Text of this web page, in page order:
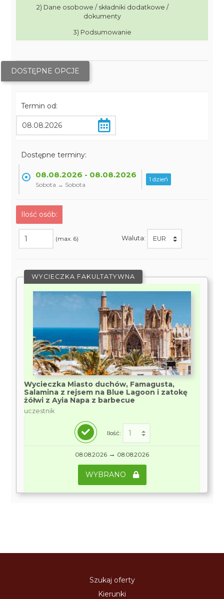
2) Dane osobowe / składniki dodatkowe /
dokumenty
3) Podsumowanie
DOSTĘPNE OPCJE
Termin od:
Dostępne terminy:
08.08.2026 - 08.08.2026
Sobota → Sobota
1 dzień
Ilość osób:
(max. 6) Waluta:
WYCIECZKA FAKULTATYWNA
Wycieczka Miasto duchów, Famagusta,
Salamina z rejsem na Blue Lagoon i zatokę
żółwi z Ayia Napa z barbecue
uczestnik
Ilość:
08.08.2026 → 08.08.2026
WYBRANO
Szukaj oferty
Kierunki